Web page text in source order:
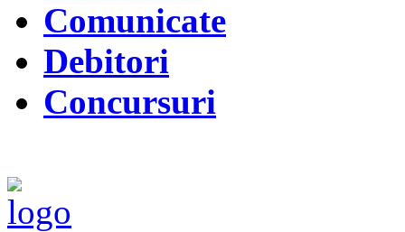
Comunicate
Debitori
Concursuri